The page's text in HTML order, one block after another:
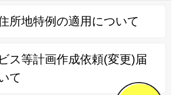
所地特例の適用について
ス等計画作成依頼(変更)届
て